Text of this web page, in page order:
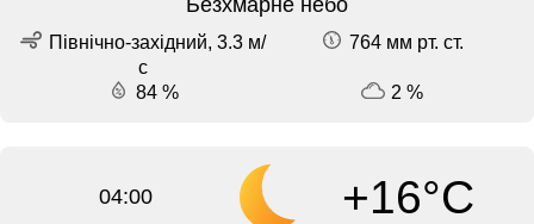
Безхмарне небо
Північно-західний, 3.3 м/
с
764 мм рт. ст.
84 % 2 %
04:00 +16°C